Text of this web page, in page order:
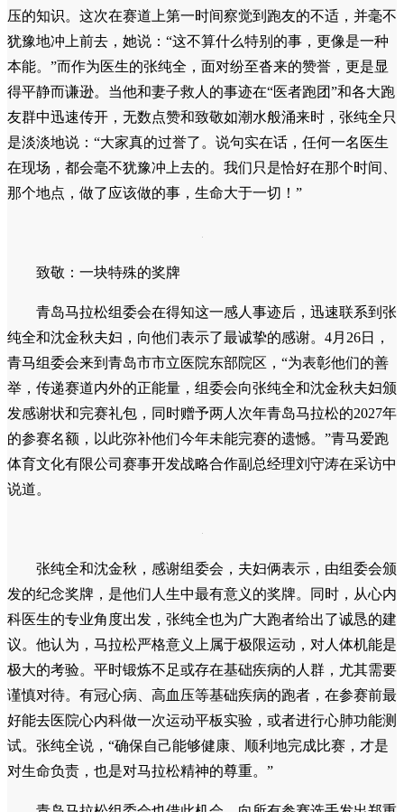
不是心梗，我松了一口气。”张纯全说。
然而，危险并未完全解除。他随即考虑是否因体温过高引
发中暑，又立即采取了进一步的降温措施。从赛道到医院的一
路上，患者的生命体征在张纯全和急救人员的共同守护下，始
终保持着稳定。
内容物释放入血的应激反应。急救医生迅速为患者进行大量补
离开。他们一直守在医院里，陪伴在患者身边，直到当天下午
六点复查结束，确认患者症状已明显好转，病情稳定，才悄然
几天后，患者再次来到张纯全所在的医院复查，结果显示
恢复良好。得知这个消息，张纯全和沈金秋终于彻底放下了
心。患者也向夫妇俩表示了感谢，感激他们的及时救助。